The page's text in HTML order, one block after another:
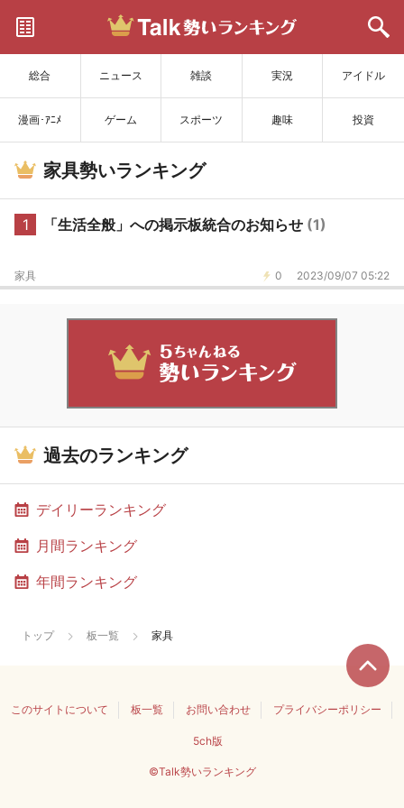
総合 ニュース 雑談 実況 アイドル
漫画･ｱﾆﾒ ゲーム スポーツ 趣味 投資
サイトを更新
家具勢いランキング
1 「生活全般」への掲示板統合のお知らせ (1)
0 2023/09/07 05:22
家具
過去のランキング
デイリーランキング
月間ランキング
年間ランキング
トップ 板一覧 家具
このサイトについて 板一覧 お問い合わせ プライバシーポリシー
5ch版
©Talk勢いランキング